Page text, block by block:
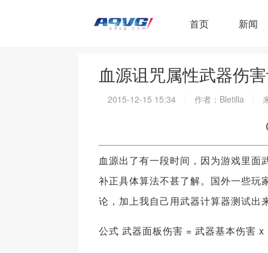
首页 新闻
血源诅咒属性武器伤
2015-12-15 15:34 作者：Bletilla
血源出了有一段时间，因为游戏里
补正具体算法不甚了解。国外一些玩
论，加上我自己用武器计算器测试出
公式 武器面板伤害 = 武器基本伤害